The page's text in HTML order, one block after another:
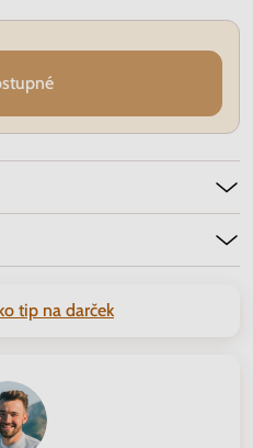
tip na darček